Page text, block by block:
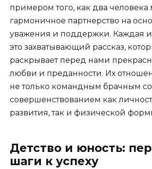
примером того, как два человека
гармоничное партнерство на
уважения и поддержки. Каждая
это захватывающий рассказ,
раскрывает перед нами
любви и преданности. Их
не только командным брачным
совершенствованием как
развития, так и физической
Детство и юность:
шаги к успеху